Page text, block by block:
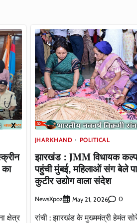
क्षेत्र
JHARKHAND POLITICAL
झारखंड : JMM विधायक
पहुंची मुंबई, महिलाओं संग बेले
कुटीर उद्योग वाला संदेश
NewsXpoz May 21, 2026 0
रांची : झारखंड के मुख्ममंत्री हेमंत